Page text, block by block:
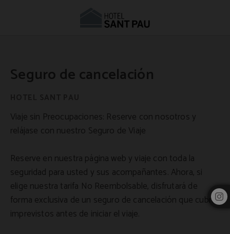
Seguro de cancelación
Viaje sin Preocupaciones: Reserve con nosotros y
relájase con nuestro Seguro de Viaje
Reserve en nuestra página web y viaje con toda la
seguridad para usted y sus acompañantes. Ahora, si
elige nuestra tarifa No Reembolsable, disfrutará de
forma exclusiva de un seguro de cancelación que cubre
imprevistos antes de iniciar el viaje.